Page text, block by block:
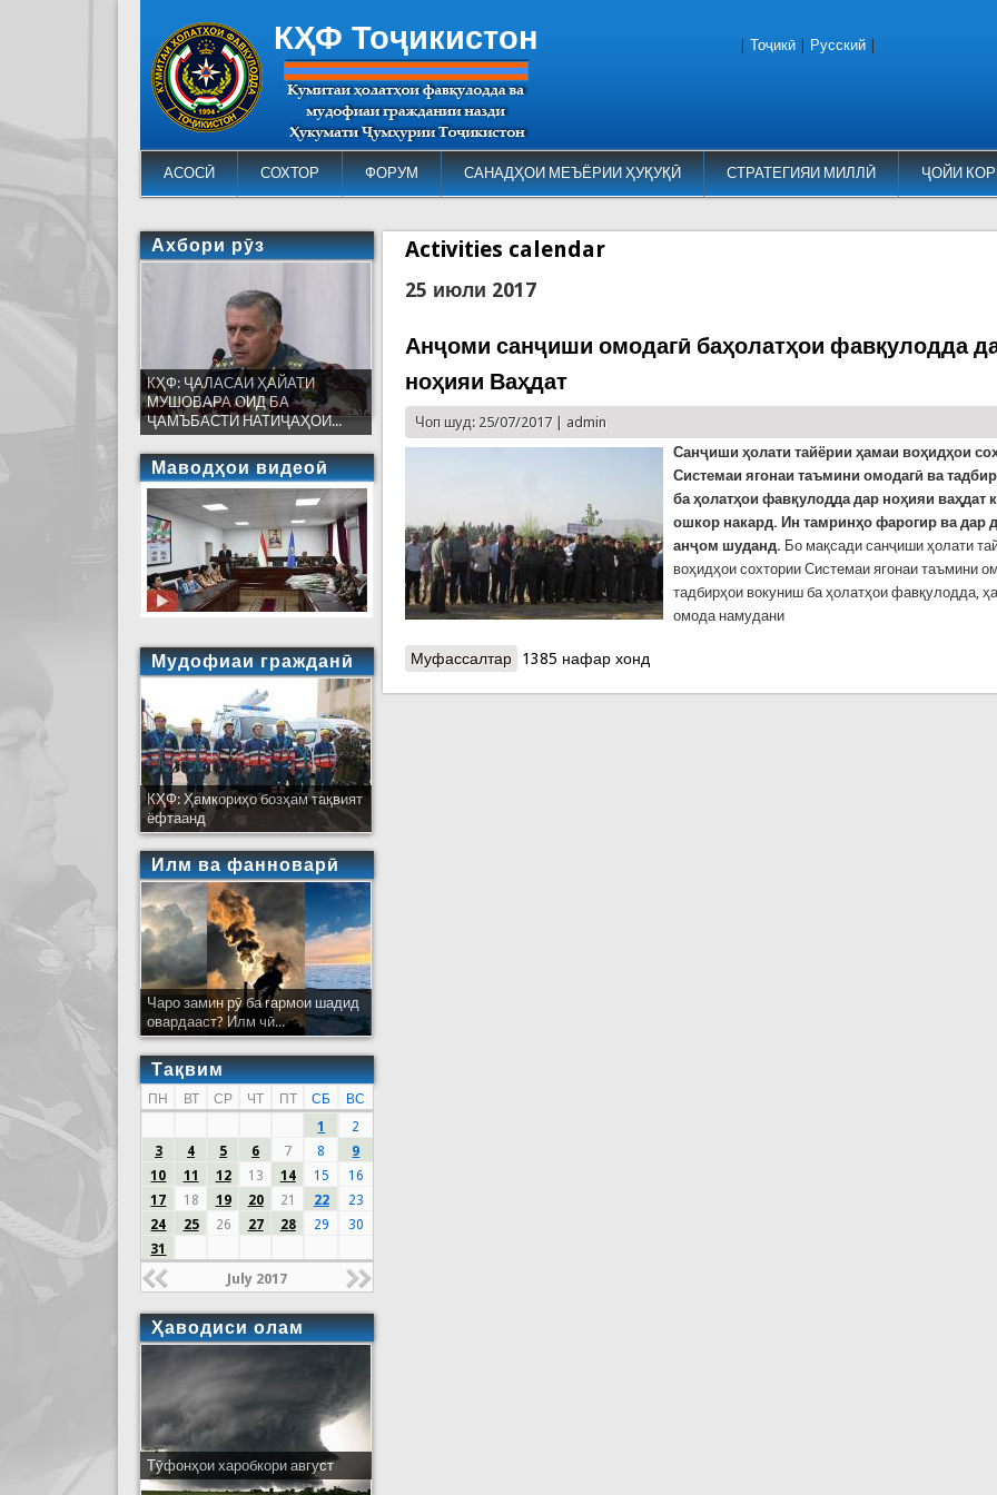
КҲФ Тоҷикистон
АСОСӢ СОХТОР ФОРУМ САНАДҲОИ МЕЪЁРИИ ҲУҚУҚӢ СТРАТЕГИЯИ МИЛЛӢ ҶОЙИ
Тоҷикӣ Русский
Activities calendar
25 июли 2017
Анҷоми санҷиши омодагӣ баҳолатҳои фавқулодда
ноҳияи Ваҳдат
Чоп шуд: 25/07/2017 | admin
Санҷиши ҳолати тайёрии ҳамаи воҳидҳои
Системаи ягонаи таъмини омодагӣ ва
ба ҳолатҳои фавқулодда дар ноҳияи ваҳдат
ошкор накард. Ин тамринҳо фарогир ва дар
анҷом шуданд. Бо мақсади санҷиши ҳолати
воҳидҳои сохтории Системаи ягонаи таъмини
тадбирҳои вокуниш ба ҳолатҳои фавқулодда,
омода намудани
Муфассалтар о Анҷоми санҷиши омодагӣ баҳолатҳои фавқулодда дар ноҳияи
1385 нафар хонд
Ахбори рӯз
КҲФ: ҶАЛАСАИ ҲАЙАТИ
МУШОВАРА ОИД БА
ҶАМЪБАСТИ НАТИҶАҲОИ...
Маводҳои видеоӣ
Мудофиаи гражданӣ
КҲФ: Ҳамкориҳо бозҳам тақвият
ёфтаанд
Илм ва фанноварӣ
Чаро замин рӯ ба гармои шадид
овардааст? Илм чӣ...
Тақвим
ПН ВТ СР ЧТ ПТ СБ
ВС
1
2
3
4 5 6 7 8
9
10
11 12 13 14 15
16
17
18 19 20 21 22
23
24
25 26 27 28 29
30
31
July 2017
Ҳаводиси олам
Тӯфонҳои харобкори август